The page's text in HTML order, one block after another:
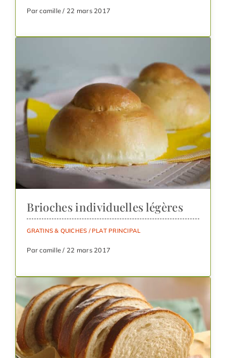
Par camille / 22 mars 2017
Brioches individuelles légères
GRATINS & QUICHES / PLAT PRINCIPAL
Par camille / 22 mars 2017